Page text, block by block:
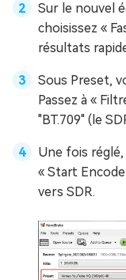
Sur le nouvel
choisissez «
résultats
Sous Preset,
Passez à «
"BT.709" (le
Une fois
« Start
vers SDR.